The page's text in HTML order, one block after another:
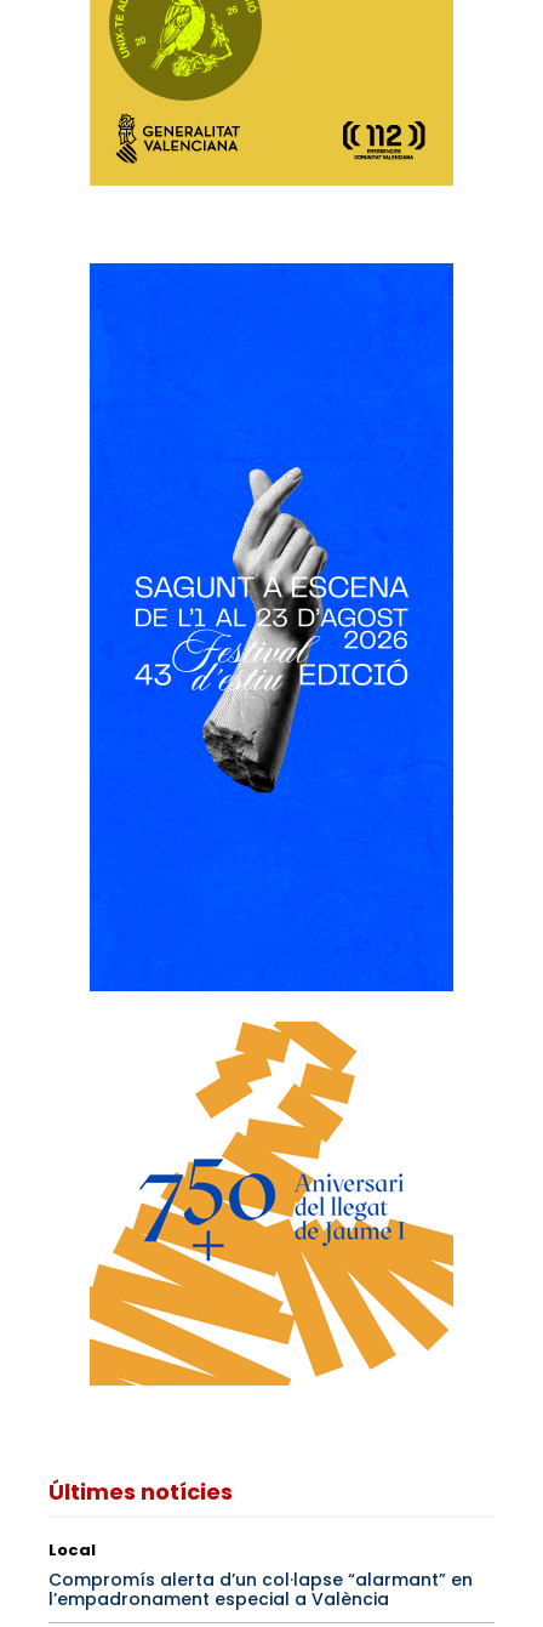
Últimes notícies
Local
Compromís alerta d’un col·lapse “alarmant” en
l’empadronament especial a València